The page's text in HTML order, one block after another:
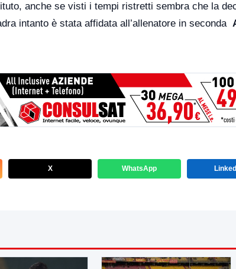
anche se visti i tempi ristretti sembra che la
intanto è stata affidata all’allenatore in seconda
X WhatsApp